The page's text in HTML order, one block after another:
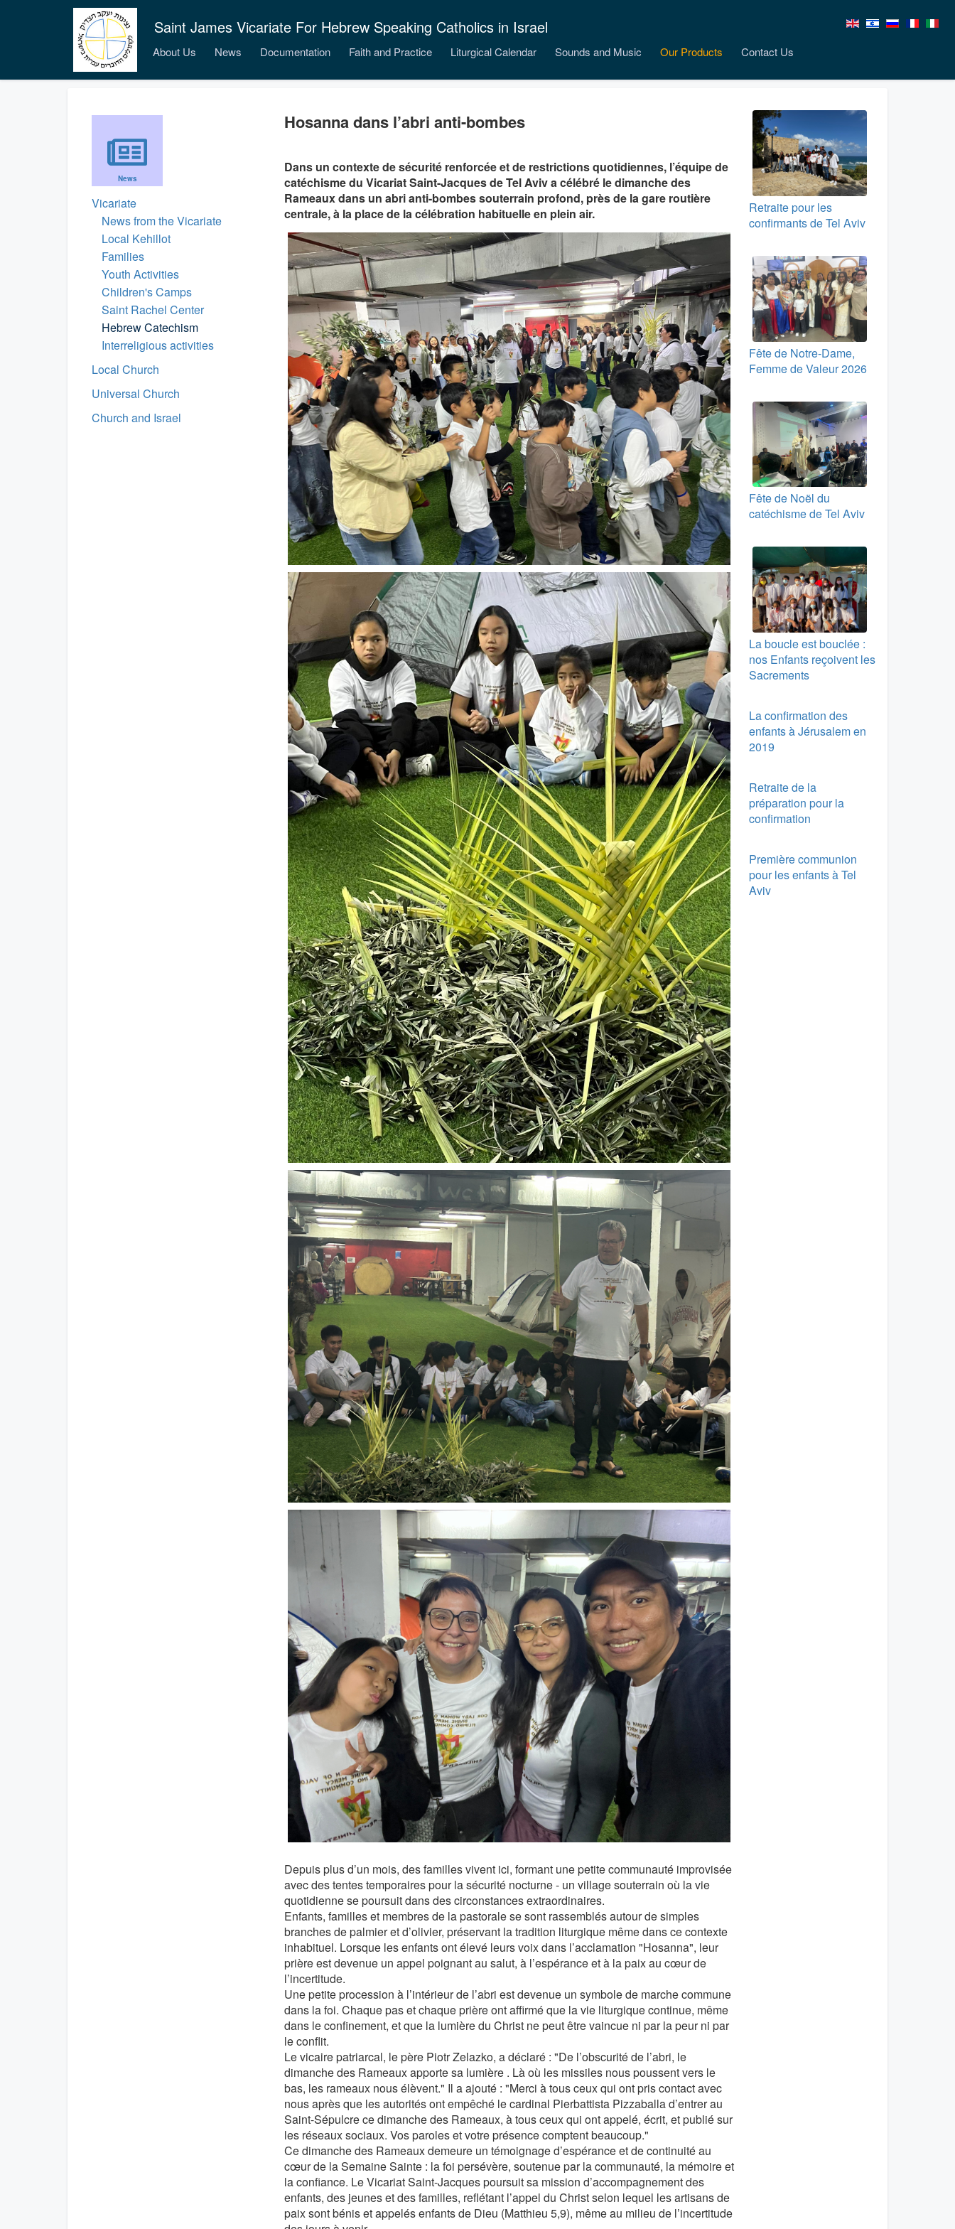
Saint James Vicariate For Hebrew Speaking Catholics in Israel
About Us News Documentation Faith and Practice Liturgical Calendar Sounds and Music Our Products Contact Us
News
Vicariate
News from the Vicariate
Local Kehillot
Families
Youth Activities
Children's Camps
Saint Rachel Center
Hebrew Catechism
Interreligious activities
Local Church
Universal Church
Church and Israel
Hosanna dans l’abri anti-bombes
Dans un contexte de sécurité renforcée et de restrictions quotidiennes, l’équipe de
catéchisme du Vicariat Saint-Jacques de Tel Aviv a célébré le dimanche des
Rameaux dans un abri anti-bombes souterrain profond, près de la gare routière
centrale, à la place de la célébration habituelle en plein air.
Depuis plus d’un mois, des familles vivent ici, formant une petite communauté improvisée
avec des tentes temporaires pour la sécurité nocturne - un village souterrain où la vie
quotidienne se poursuit dans des circonstances extraordinaires.
Enfants, familles et membres de la pastorale se sont rassemblés autour de simples
branches de palmier et d’olivier, préservant la tradition liturgique même dans ce contexte
inhabituel. Lorsque les enfants ont élevé leurs voix dans l’acclamation "Hosanna", leur
prière est devenue un appel poignant au salut, à l’espérance et à la paix au cœur de
l’incertitude.
Une petite procession à l’intérieur de l’abri est devenue un symbole de marche commune
dans la foi. Chaque pas et chaque prière ont affirmé que la vie liturgique continue, même
dans le confinement, et que la lumière du Christ ne peut être vaincue ni par la peur ni par
le conflit.
Le vicaire patriarcal, le père Piotr Zelazko, a déclaré : "De l’obscurité de l’abri, le
dimanche des Rameaux apporte sa lumière . Là où les missiles nous poussent vers le
bas, les rameaux nous élèvent." Il a ajouté : "Merci à tous ceux qui ont pris contact avec
nous après que les autorités ont empêché le cardinal Pierbattista Pizzaballa d’entrer au
Saint-Sépulcre ce dimanche des Rameaux, à tous ceux qui ont appelé, écrit, et publié sur
les réseaux sociaux. Vos paroles et votre présence comptent beaucoup."
Ce dimanche des Rameaux demeure un témoignage d’espérance et de continuité au
cœur de la Semaine Sainte : la foi persévère, soutenue par la communauté, la mémoire et
la confiance. Le Vicariat Saint-Jacques poursuit sa mission d’accompagnement des
enfants, des jeunes et des familles, reflétant l’appel du Christ selon lequel les artisans de
paix sont bénis et appelés enfants de Dieu (Matthieu 5,9), même au milieu de l’incertitude
Retraite pour les
confirmants de Tel Aviv
Fête de Notre-Dame,
Femme de Valeur 2026
Fête de Noël du
catéchisme de Tel Aviv
La boucle est bouclée :
nos Enfants reçoivent les
Sacrements
La confirmation des
enfants à Jérusalem en
2019
Retraite de la
préparation pour la
confirmation
Première communion
pour les enfants à Tel
Aviv